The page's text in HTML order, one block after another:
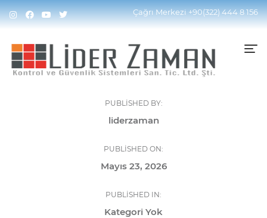
Çağrı Merkezi+90(322) 444 8 156
PUBLISHED BY:
liderzaman
PUBLISHED ON:
Mayıs 23, 2026
PUBLISHED IN:
Kategori Yok